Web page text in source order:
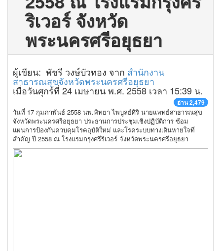
ริเวอร์ จังหวัด
พระนครศรีอยุธยา
ผู้เขียน: พัชรี วงษ์บัวทอง จาก สำนักงาน
สาธารณสุขจังหวัดพระนครศรีอยุธยา
เมื่อวันศุกร์ที่ 24 เมษายน พ.ศ. 2558 เวลา 15:39 น.
อ่าน 2,479
วันที่ 17 กุมภาพันธ์ 2558 นพ.พิทยา ไพบูลย์ศิริ นายแพทย์สาธารณสุข
จังหวัดพระนครศรีอยุธยา ประธานการประชุมเชิงปฏิบัติการ ซ้อม
แผนการป้องกันควบคุมโรคอุบัติใหม่ และโรคระบบทางเดินหายใจที่
สำคัญ ปี 2558 ณ โรงแรมกรุงศรีริเวอร์ จังหวัดพระนครศรีอยุธยา